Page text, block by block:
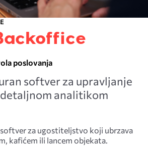
poslovanja
analitikom
za ugostiteljstvo koji ubrzava
kafićem ili lancem objekata.